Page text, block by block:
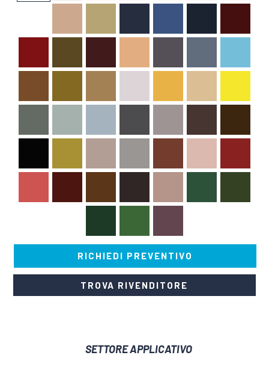
RICHIEDI PREVENTIVO
TROVA RIVENDITORE
SETTORE APPLICATIVO